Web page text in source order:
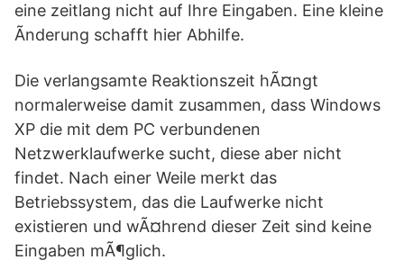
eine zeitlang nicht auf Ihre Eingaben. Eine kleine
Ãnderung schafft hier Abhilfe.
Die verlangsamte Reaktionszeit hÃ¤ngt
normalerweise damit zusammen, dass Windows
XP die mit dem PC verbundenen
Netzwerklaufwerke sucht, diese aber nicht
findet. Nach einer Weile merkt das
Betriebssystem, das die Laufwerke nicht
existieren und wÃ¤hrend dieser Zeit sind keine
Eingaben mÃ¶glich.